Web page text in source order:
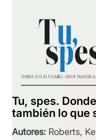
Tu, spes.
también lo que
Autores: Roberts,